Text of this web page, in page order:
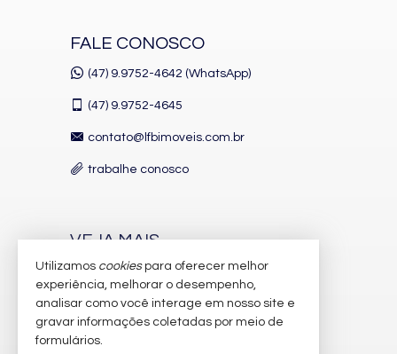
FALE CONOSCO
(47) 9.9752-4642 (WhatsApp)
(47) 9.9752-4645
contato@lfbimoveis.com.br
trabalhe conosco
VEJA MAIS
receba nosso newsletter
indicadores financeiros
Utilizamos cookiespara oferecer melhor
experiência, melhorar o desempenho,
analisar como você interage em nosso site e
gravar informações coletadas por meio de
formulários.